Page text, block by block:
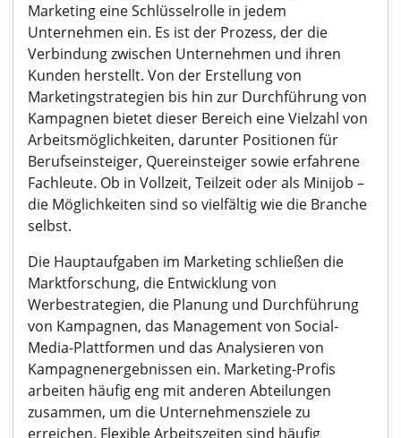
Marketing eine Schlüsselrolle in jedem
Unternehmen ein. Es ist der Prozess, der die
Verbindung zwischen Unternehmen und ihren
Kunden herstellt. Von der Erstellung von
Marketingstrategien bis hin zur Durchführung von
Kampagnen bietet dieser Bereich eine Vielzahl von
Arbeitsmöglichkeiten, darunter Positionen für
Berufseinsteiger, Quereinsteiger sowie erfahrene
Fachleute. Ob in Vollzeit, Teilzeit oder als Minijob –
die Möglichkeiten sind so vielfältig wie die Branche
selbst.
Die Hauptaufgaben im Marketing schließen die
Marktforschung, die Entwicklung von
Werbestrategien, die Planung und Durchführung
von Kampagnen, das Management von Social-
Media-Plattformen und das Analysieren von
Kampagnenergebnissen ein. Marketing-Profis
arbeiten häufig eng mit anderen Abteilungen
zusammen, um die Unternehmensziele zu
erreichen. Flexible Arbeitszeiten sind häufig